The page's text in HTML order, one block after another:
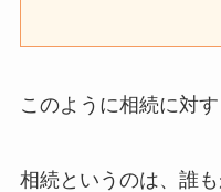
このように相続に対
相続というのは、誰